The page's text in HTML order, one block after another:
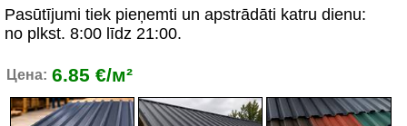
Pasūtījumi tiek pieņemti un apstrādāti katru dienu:
no plkst. 8:00 līdz 21:00.
Цена: 6.85 €/м²